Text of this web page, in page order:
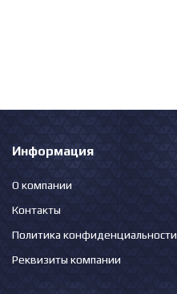
Информация
О компании
Контакты
Политика конфиденциальности
Реквизиты компании